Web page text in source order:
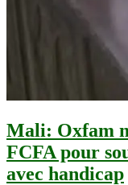
Mali: Oxfam
FCFA pour
avec handicap